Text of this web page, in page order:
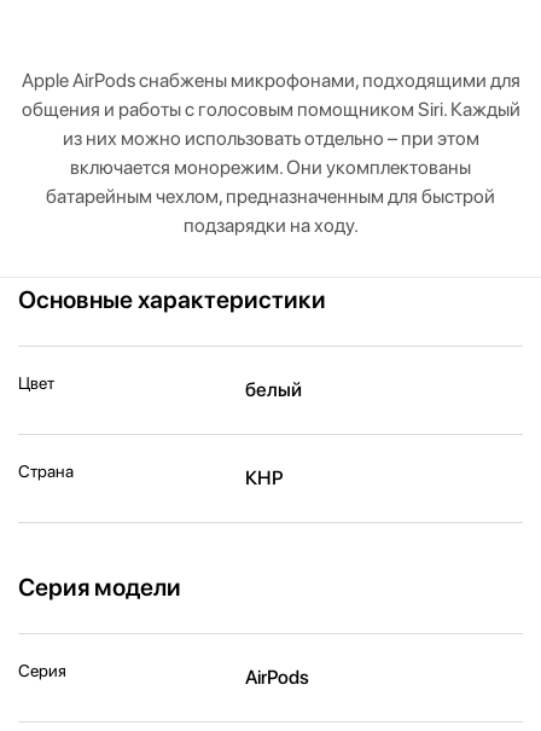
Apple AirPods снабжены микрофонами, подходящими для
общения и работы с голосовым помощником Siri. Каждый
из них можно использовать отдельно – при этом
включается монорежим. Они укомплектованы
батарейным чехлом, предназначенным для быстрой
подзарядки на ходу.
Основные характеристики
Цвет белый
Страна КНР
Серия модели
Серия AirPods